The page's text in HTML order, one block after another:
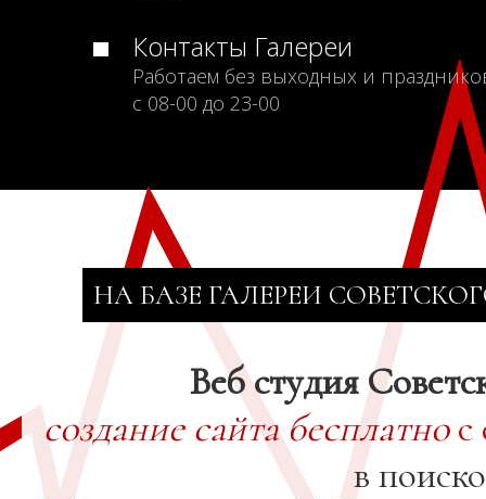
Контакты Галереи
Работаем без выходных и
с 08-00 до 23-00
НА БАЗЕ ГАЛЕРЕИ
Веб студия
создание сайта бесплатнос
в